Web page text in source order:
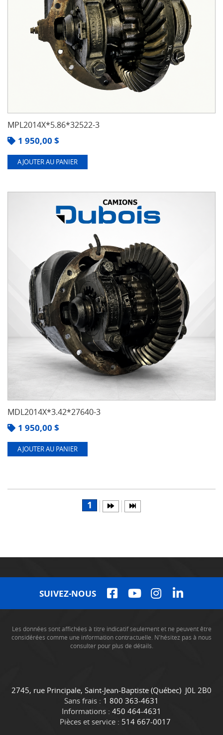
MPL2014X*5.86*32522-3
1 950,00 $
AJOUTER AU PANIER
MDL2014X*3.42*27640-3
1 950,00 $
AJOUTER AU PANIER
1
SUIVEZ-NOUS
Les données sont affichées à titre indicatif seulement et ne peuvent être
considérées comme une information contractuelle. N'hésitez pas à nous
consulter pour plus de détails.
C
o
n
t
C
a
m
i
2745, rue Principale, Saint-Jean-Baptiste (Québec) J0L 2B0
Sans frais : 1 800 363-4631
Informations : 450 464-4631
Pièces et service : 514 667-0017